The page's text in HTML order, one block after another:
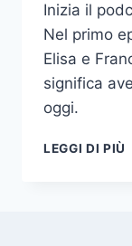
Inizia il
Nel primo
Elisa e
significa
oggi.
LEGGI DI PIÙ